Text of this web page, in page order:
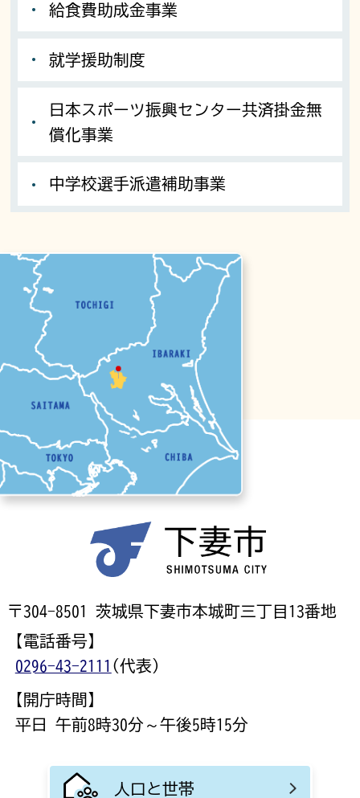
給食費助成金事業
就学援助制度
日本スポーツ振興センター共済掛金無
償化事業
中学校選手派遣補助事業
〒304-8501 茨城県下妻市本城町三丁目13番地
【電話番号】
0296-43-2111 (代表)
【開庁時間】
平日 午前8時30分～午後5時15分
人口と世帯